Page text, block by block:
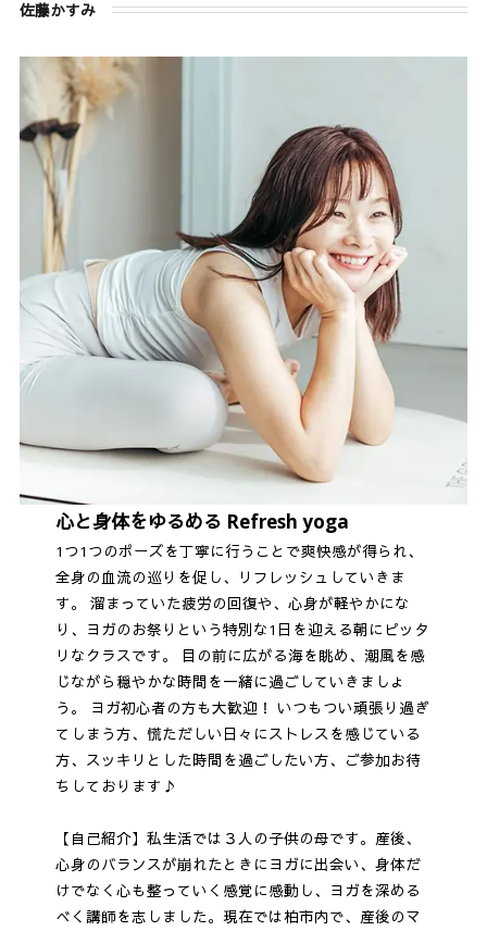
佐藤かすみ
心と身体をゆるめる Refresh yoga
1つ1つのポーズを丁寧に行うことで爽快感が得られ、
全身の血流の巡りを促し、リフレッシュしていきま
す。 溜まっていた疲労の回復や、心身が軽やかにな
り、ヨガのお祭りという特別な1日を迎える朝にピッタ
リなクラスです。 目の前に広がる海を眺め、潮風を感
じながら穏やかな時間を一緒に過ごしていきましょ
う。 ヨガ初心者の方も大歓迎！ いつもつい頑張り過ぎ
てしまう方、慌ただしい日々にストレスを感じている
方、スッキリとした時間を過ごしたい方、ご参加お待
ちしております♪
【自己紹介】私生活では３人の子供の母です。産後、
心身のバランスが崩れたときにヨガに出会い、身体だ
けでなく心も整っていく感覚に感動し、ヨガを深める
べく講師を志しました。現在では柏市内で、産後のマ